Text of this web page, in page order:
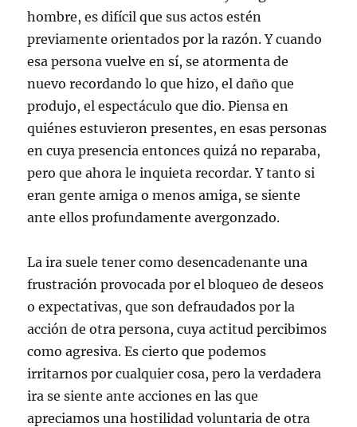
hombre, es difícil que sus actos estén
previamente orientados por la razón. Y cuando
esa persona vuelve en sí, se atormenta de
nuevo recordando lo que hizo, el daño que
produjo, el espectáculo que dio. Piensa en
quiénes estuvieron presentes, en esas personas
en cuya presencia entonces quizá no reparaba,
pero que ahora le inquieta recordar. Y tanto si
eran gente amiga o menos amiga, se siente
ante ellos profundamente avergonzado.
La ira suele tener como desencadenante una
frustración provocada por el bloqueo de deseos
o expectativas, que son defraudados por la
acción de otra persona, cuya actitud percibimos
como agresiva. Es cierto que podemos
irritarnos por cualquier cosa, pero la verdadera
ira se siente ante acciones en las que
apreciamos una hostilidad voluntaria de otra